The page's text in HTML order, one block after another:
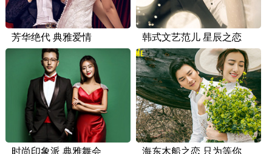
芳华绝代 典雅爱情 韩式文艺范儿 星辰之恋
时尚印象派 典雅舞会 海东木船之恋 只为等你